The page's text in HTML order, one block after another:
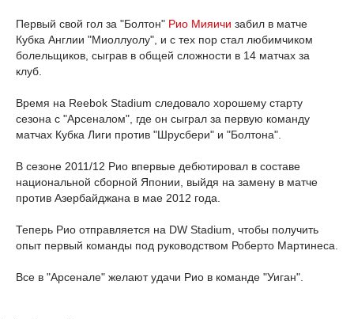
Первый свой гол за "Болтон" Рио Мияичи забил в матче
Кубка Англии "Миоллуолу", и с тех пор стал любимчиком
болельщиков, сыграв в общей сложности в 14 матчах за
клуб.
Время на Reebok Stadium следовало хорошему старту
сезона с "Арсеналом", где он сыграл за первую команду
матчах Кубка Лиги против "Шрусбери" и "Болтона".
В сезоне 2011/12 Рио впервые дебютировал в составе
национальной сборной Японии, выйдя на замену в матче
против Азербайджана в мае 2012 года.
Теперь Рио отправляется на DW Stadium, чтобы получить
опыт первый команды под руководством Роберто Мартинеса.
Все в "Арсенале" желают удачи Рио в команде "Уиган".